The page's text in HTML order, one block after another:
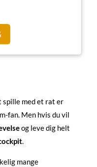
spille med et rat er
fan. Men hvis du vil
og leve dig helt
.
mange